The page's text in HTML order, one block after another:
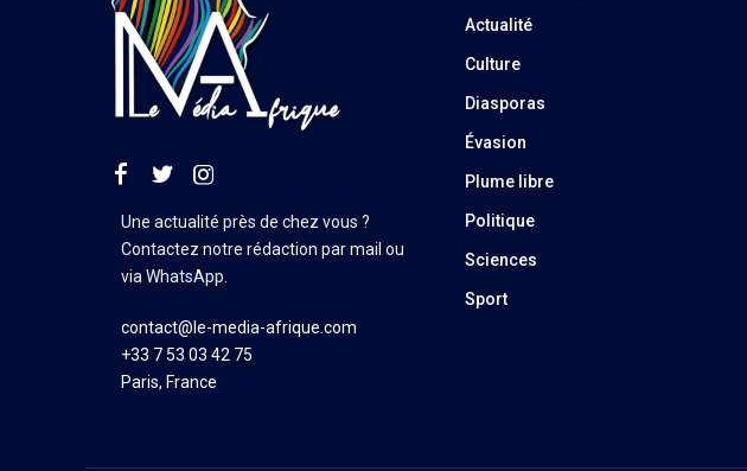
Une actualité près de chez vous ?
Contactez notre rédaction par mail ou
via WhatsApp.
contact@le-media-afrique.com
+33 7 53 03 42 75
Paris, France
Actualité
Culture
Diasporas
Évasion
Plume libre
Politique
Sciences
Sport